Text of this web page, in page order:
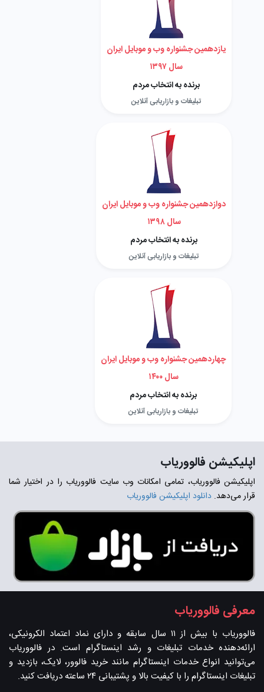
یازدهمین جشنواره وب و موبایل ایران
سال ۱۳۹۷
برنده به انتخاب مردم
تبلیغات و بازاریابی آنلاین
دوازدهمین جشنواره وب و موبایل ایران
سال ۱۳۹۸
برنده به انتخاب مردم
تبلیغات و بازاریابی آنلاین
چهاردهمین جشنواره وب و موبایل ایران
سال ۱۴۰۰
برنده به انتخاب مردم
تبلیغات و بازاریابی آنلاین
اپلیکیشن فالووریاب
اپلیکیشن فالووریاب، تمامی امکانات وب سایت فالووریاب را در اختیار شما
قرار می‌دهد. دانلود اپلیکیشن فالووریاب
معرفی فالووریاب
فالووریاب با بیش از ۱۱ سال سابقه و دارای نماد اعتماد الکرونیکی،
ارائه‌دهنده خدمات تبلیغات و رشد اینستاگرام است. در فالووریاب
می‌توانید انواع خدمات اینستاگرام مانند خرید فالوور، لایک، بازدید و
تبلیغات اینستاگرام را با کیفیت بالا و پشتیبانی ۲۴ ساعته دریافت کنید.